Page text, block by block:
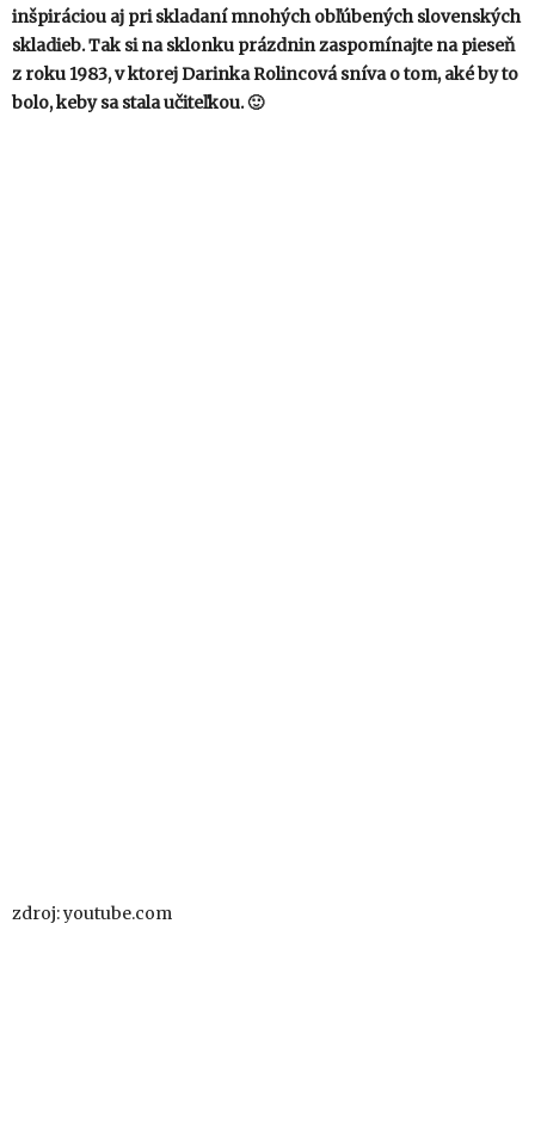
inšpiráciou aj pri skladaní mnohých obľúbených slovenských
skladieb. Tak si na sklonku prázdnin zaspomínajte na pieseň
z roku 1983, v ktorej Darinka Rolincová sníva o tom, aké by to
bolo, keby sa stala učiteľkou. 🙂
zdroj: youtube.com